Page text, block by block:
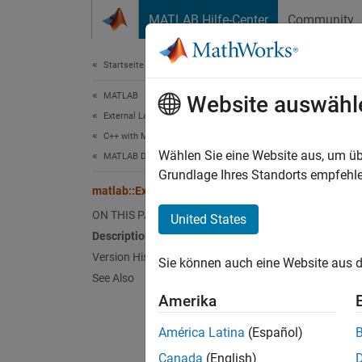
MATLAB Hilfe-Center Community
Startseite der Dokumentation
MATLAB
External Language Interfaces
C++ with MATLAB
MATLAB Data API for C++
matlab::Exception
ON THIS PAGE
Description
Version History
See Also
C++
Class
Website
Wählen Sie eine Website aus, um
Grundlage Ihres Standorts
United States
Sie können auch eine Website aus
Amerika
América Latina (Español)
Canada (English)